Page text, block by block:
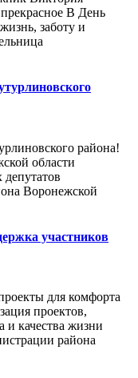
В День
заботу и
района!
области
Воронежской
участников
для комфорта
проектов,
качества жизни
района